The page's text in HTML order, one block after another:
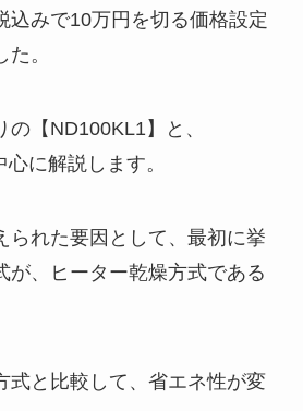
込みで10万円を切る価格設定
。
【ND100KL1】と、
心に解説します。
られた要因として、最初に挙
が、ヒーター乾燥方式である
式と比較して、省エネ性が変